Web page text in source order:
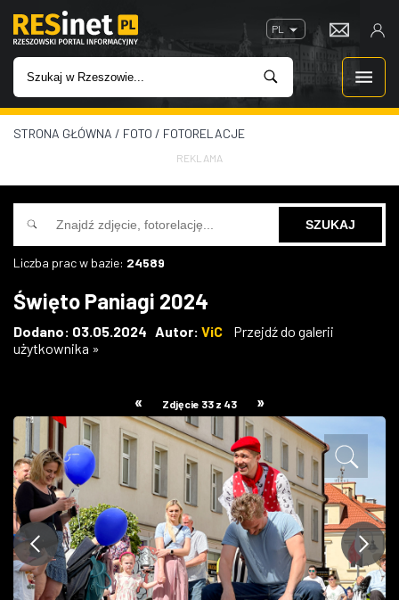
PL
WIADOMOŚCI
INWESTYCJE
IMPREZY
W KINACH
ZDJĘCIA
W RZESZOWIE
STRONA GŁÓWNA / FOTO / FOTORELACJE
REKLAMA
Liczba prac w bazie: 24589
Święto Paniagi 2024
Dodano: 03.05.2024 Autor: ViC
Przejdź do galerii
użytkownika »
« Zdjęcie 33 z 43 »